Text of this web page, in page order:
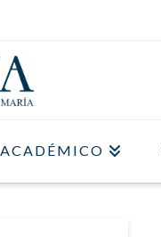
ACADÉMICO